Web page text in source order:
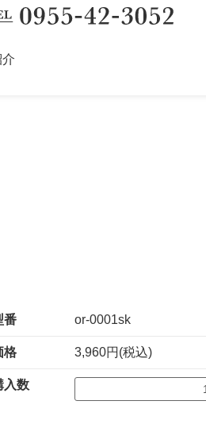
番 or-0001sk
格 3,960円(税込)
入数